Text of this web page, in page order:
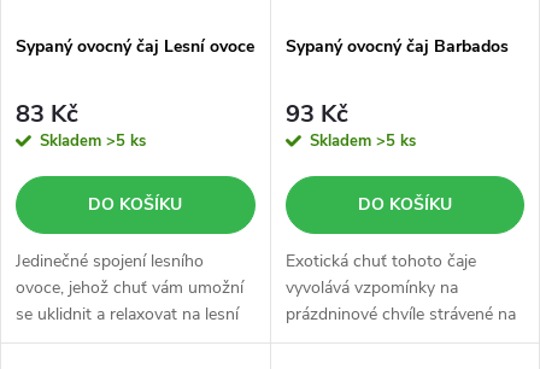
p
r
o
d
u
s
p
r
o
d
u
Sypaný ovocný čaj Lesní ovoce
83 Kč
Skladem >5 ks
DO KOŠÍKU
Jedinečné spojení lesního
ovoce, jehož chuť vám umožní
se uklidnit a relaxovat na lesní
mýtině.
Sypaný ovocný čaj Barbados
93 Kč
Skladem >5 ks
DO KOŠÍKU
Exotická chuť tohoto čaje
vyvolává vzpomínky na
prázdninové chvíle strávené na
tropickém ostrově Barbados.